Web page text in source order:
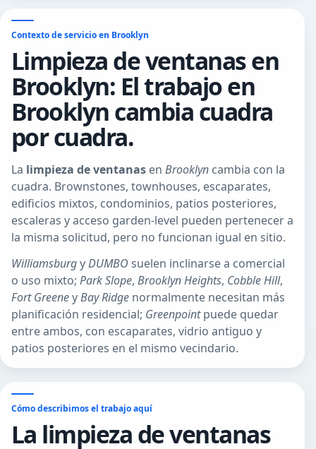
Contexto de servicio en Brooklyn
Limpieza de ventanas en
Brooklyn: El trabajo en
Brooklyn cambia cuadra
por cuadra.
La limpieza de ventanas en Brooklyn cambia con la
cuadra. Brownstones, townhouses, escaparates,
edificios mixtos, condominios, patios posteriores,
escaleras y acceso garden-level pueden pertenecer a
la misma solicitud, pero no funcionan igual en sitio.
WilliamsburgyDUMBO suelen inclinarse a comercial
o uso mixto; Park Slope, Brooklyn Heights, Cobble Hill,
Fort GreeneyBay Ridge normalmente necesitan más
planificación residencial; Greenpointpuede quedar
entre ambos, con escaparates, vidrio antiguo y
patios posteriores en el mismo vecindario.
Cómo describimos el trabajo aquí
La limpieza de ventanas